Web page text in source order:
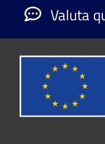
Valuta